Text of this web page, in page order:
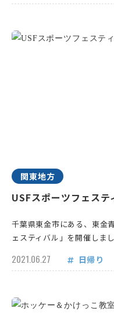
関東地方
USFスポーツフェス
千葉県東金市にある、東金
ェスティバル」を開催しまし
2021.06.27 日帰り